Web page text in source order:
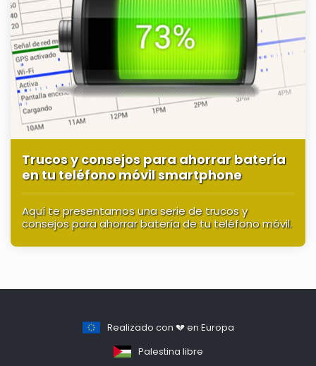
Trucos y consejos para ahorrar batería
en tu teléfono móvil smartphone
Aquí te presentamos una serie de trucos y
consejos para ahorrar batería de tu teléfono móvil.
Realizado con 💔 en Europa
Palestina libre